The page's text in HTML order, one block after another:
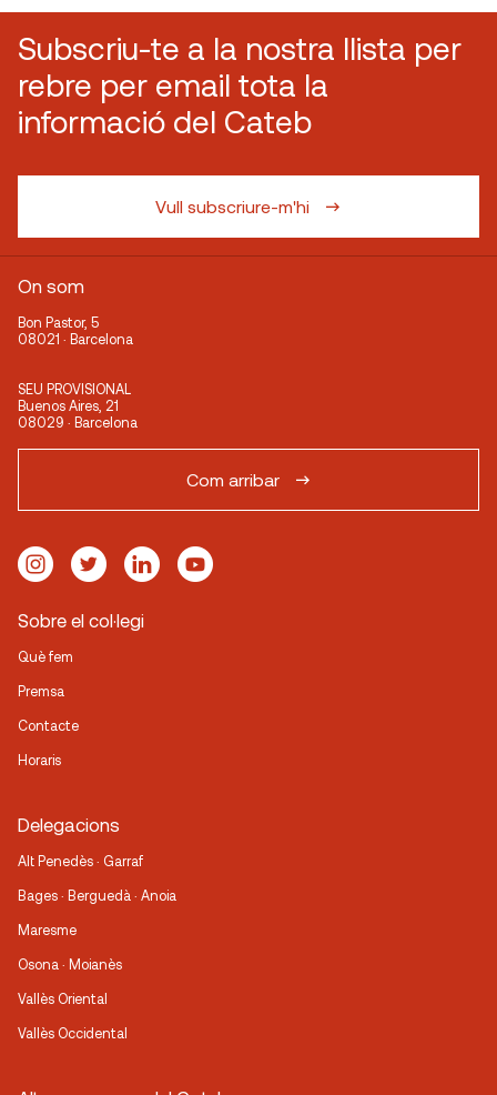
Subscriu-te a la nostra llista per
rebre per email tota la
informació del Cateb
Vull subscriure-m'hi
On som
Bon Pastor, 5
08021 · Barcelona
SEU PROVISIONAL
Buenos Aires, 21
08029 · Barcelona
Com arribar
Sobre el col·legi
Què fem
Premsa
Contacte
Horaris
Delegacions
Alt Penedès · Garraf
Bages · Berguedà · Anoia
Maresme
Osona · Moianès
Vallès Oriental
Vallès Occidental